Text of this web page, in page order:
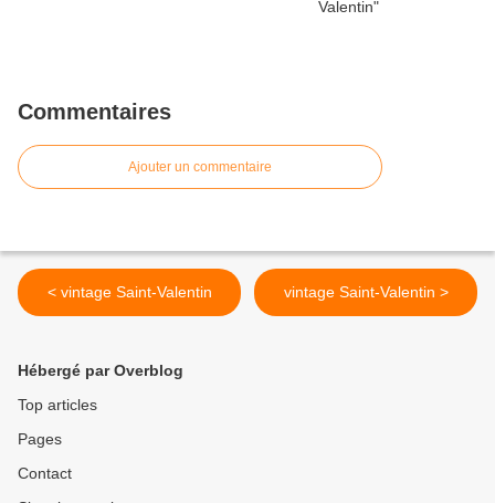
Commentaires
Ajouter un commentaire
< vintage Saint-Valentin vintage Saint-Valentin >
Hébergé par Overblog
Top articles
Pages
Contact